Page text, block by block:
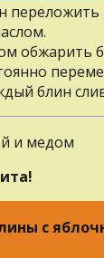
переложить
обжарить
блин
с